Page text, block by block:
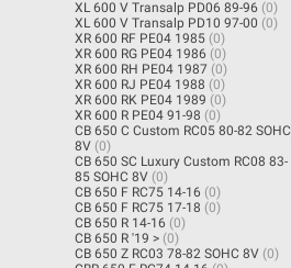
XL 600 V Transalp PD06 89-96 (0)
XL 600 V Transalp PD10 97-00 (0)
XR 600 RF PE04 1985 (0)
XR 600 RG PE04 1986 (0)
XR 600 RH PE04 1987 (0)
XR 600 RJ PE04 1988 (0)
XR 600 RK PE04 1989 (0)
XR 600 R PE04 91-98 (0)
CB 650 C Custom RC05 80-82 SOHC
8V (0)
CB 650 SC Luxury Custom RC08 83-
85 SOHC 8V (0)
CB 650 F RC75 14-16 (0)
CB 650 F RC75 17-18 (0)
CB 650 R 14-16 (0)
CB 650 R '19 > (0)
CB 650 Z RC03 78-82 SOHC 8V (0)